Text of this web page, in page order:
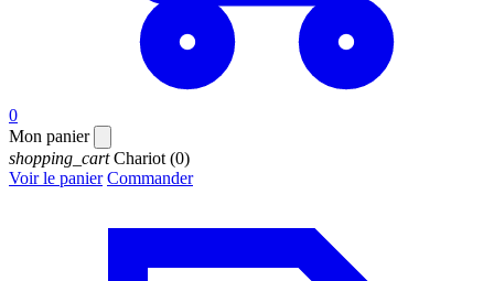
0
Mon panier
shopping_cart Chariot (0)
Voir le panier Commander